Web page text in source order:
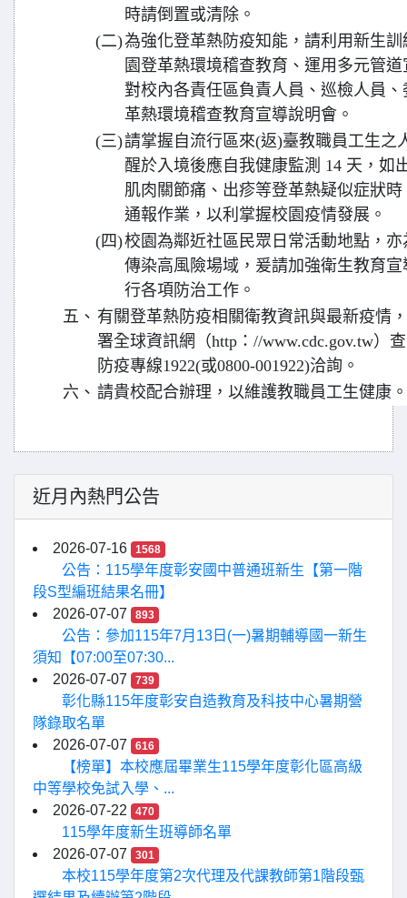
時請倒置或清除。
(二)為強化登革熱防疫知能，請利用新生
園登革熱環境稽查教育、運用多元管
對校內各責任區負責人員、巡檢人員
革熱環境稽查教育宣導說明會。
(三)請掌握自流行區來(返)臺教職員工生之
醒於入境後應自我健康監測 14 天，如
肌肉關節痛、出疹等登革熱疑似症狀
通報作業，以利掌握校園疫情發展。
(四)校園為鄰近社區民眾日常活動地點，
傳染高風險場域，爰請加強衛生教育
行各項防治工作。
五、 有關登革熱防疫相關衛教資訊與最新疫情
署全球資訊網（http：//www.cdc.gov.tw）
防疫專線1922(或0800-001922)洽詢。
六、 請貴校配合辦理，以維護教職員工生健康。
近月內熱門公告
2026-07-16 1568
公告：115學年度彰安國中普通班新生【第一階
段S型編班結果名冊】
2026-07-07
893
公告：參加115年7月13日(一)暑期輔導國一新生
須知【07:00至07:30...
2026-07-07
739
彰化縣115年度彰安自造教育及科技中心暑期營
隊錄取名單
2026-07-07
616
【榜單】本校應屆畢業生115學年度彰化區高級
中等學校免試入學、...
2026-07-22
470
115學年度新生班導師名單
2026-07-07
301
本校115學年度第2次代理及代課教師第1階段甄